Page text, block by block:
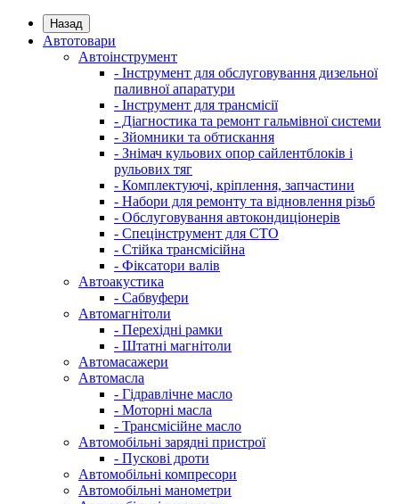
Назад
Автотовари
Автоінструмент
- Інструмент для обслуговування дизельної
паливної апаратури
- Інструмент для трансмісії
- Діагностика та ремонт гальмівної системи
- Зйомники та обтискання
- Знімач кульових опор сайлентблоків і
рульових тяг
- Комплектуючі, кріплення, запчастини
- Набори для ремонту та відновлення різьб
- Обслуговування автокондиціонерів
- Спецінструмент для СТО
- Стійка трансмісійна
- Фіксатори валів
Автоакустика
- Сабвуфери
Автомагнітоли
- Перехідні рамки
- Штатні магнітоли
Автомасажери
Автомасла
- Гідравлічне масло
- Моторні масла
- Трансмісійне масло
Автомобільні зарядні пристрої
- Пускові дроти
Автомобільні компресори
Автомобільні манометри